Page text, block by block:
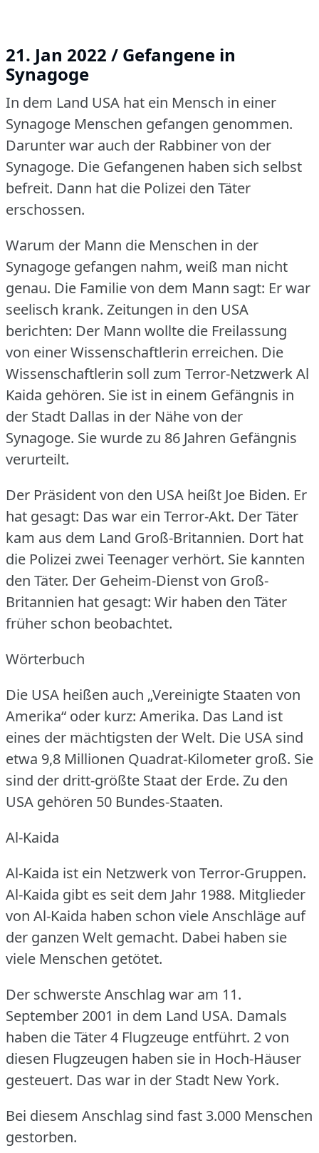
21. Jan 2022 / Gefangene in
Synagoge
In dem Land USA hat ein Mensch in einer
Synagoge Menschen gefangen genommen.
Darunter war auch der Rabbiner von der
Synagoge. Die Gefangenen haben sich selbst
befreit. Dann hat die Polizei den Täter
erschossen.
Warum der Mann die Menschen in der
Synagoge gefangen nahm, weiß man nicht
genau. Die Familie von dem Mann sagt: Er war
seelisch krank. Zeitungen in den USA
berichten: Der Mann wollte die Freilassung
von einer Wissenschaftlerin erreichen. Die
Wissenschaftlerin soll zum Terror-Netzwerk Al
Kaida gehören. Sie ist in einem Gefängnis in
der Stadt Dallas in der Nähe von der
Synagoge. Sie wurde zu 86 Jahren Gefängnis
verurteilt.
Der Präsident von den USA heißt Joe Biden. Er
hat gesagt: Das war ein Terror-Akt. Der Täter
kam aus dem Land Groß-Britannien. Dort hat
die Polizei zwei Teenager verhört. Sie kannten
den Täter. Der Geheim-Dienst von Groß-
Britannien hat gesagt: Wir haben den Täter
früher schon beobachtet.
Wörterbuch
Die USA heißen auch „Vereinigte Staaten von
Amerika“ oder kurz: Amerika. Das Land ist
eines der mächtigsten der Welt. Die USA sind
etwa 9,8 Millionen Quadrat-Kilometer groß. Sie
sind der dritt-größte Staat der Erde. Zu den
USA gehören 50 Bundes-Staaten.
Al-Kaida
Al-Kaida ist ein Netzwerk von Terror-Gruppen.
Al-Kaida gibt es seit dem Jahr 1988. Mitglieder
von Al-Kaida haben schon viele Anschläge auf
der ganzen Welt gemacht. Dabei haben sie
viele Menschen getötet.
Der schwerste Anschlag war am 11.
September 2001 in dem Land USA. Damals
haben die Täter 4 Flugzeuge entführt. 2 von
diesen Flugzeugen haben sie in Hoch-Häuser
gesteuert. Das war in der Stadt New York.
Bei diesem Anschlag sind fast 3.000 Menschen
gestorben.